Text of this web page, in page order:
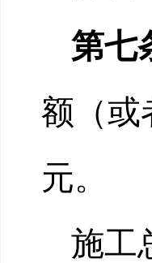
第七
额（或
元。
施工